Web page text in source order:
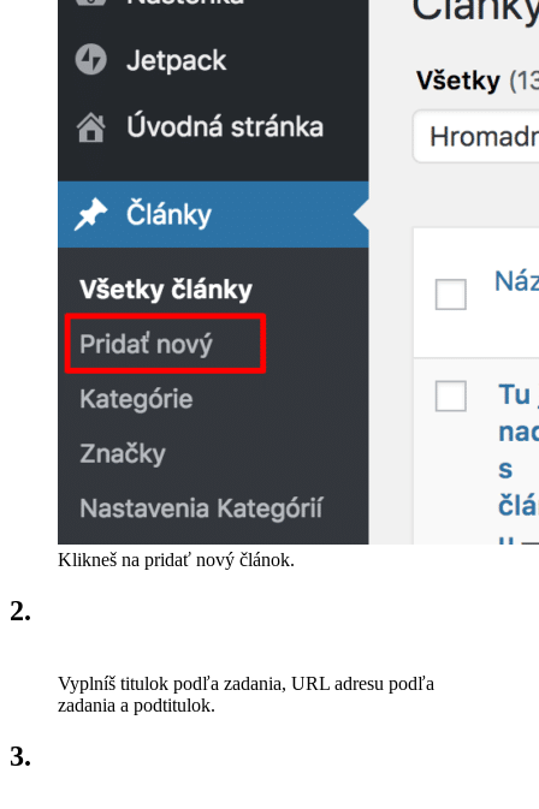
Klikneš na pridať nový článok.
2.
Vyplníš titulok podľa zadania, URL adresu podľa
zadania a podtitulok.
3.